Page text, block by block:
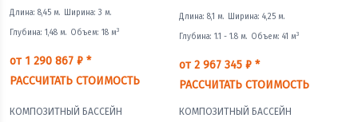
Длина: 8,45 м. Ширина: 3 м.
Глубина: 1,48 м. Объем: 18 м3
от 1 290 867 ₽ *
РАССЧИТАТЬ СТОИМОСТЬ
Длина: 8,1 м. Ширина: 4,25 м.
Глубина: 1.1 - 1.8 м. Объем: 41 м3
от 2 967 345 ₽ *
РАССЧИТАТЬ СТОИМОСТЬ
КОМПОЗИТНЫЙ БАССЕЙН КОМПОЗИТНЫЙ БАССЕЙН